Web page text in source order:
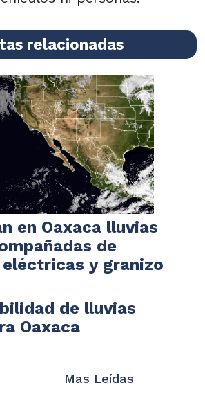
relacionadas
en Oaxaca lluvias
de
y granizo
de lluvias
Oaxaca
Mas Leídas